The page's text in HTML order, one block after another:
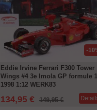
-
M. Schumacher Ferrari F300 #3
winnaar Canada GP formule 1
1:12 WERK83
134,95 € 149,95 €